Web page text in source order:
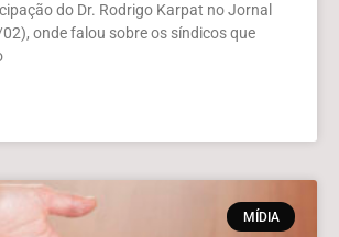
do Dr. Rodrigo Karpat no Jornal
onde falou sobre os síndicos que
MÍDIA